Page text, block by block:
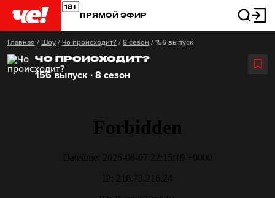
ПРЯМОЙ ЭФИР
Главная / Шоу / Чо происходит? / 8 сезон / 156 выпуск
ЧО ПРОИСХОДИТ?
156 выпуск ∙ 8 сезон